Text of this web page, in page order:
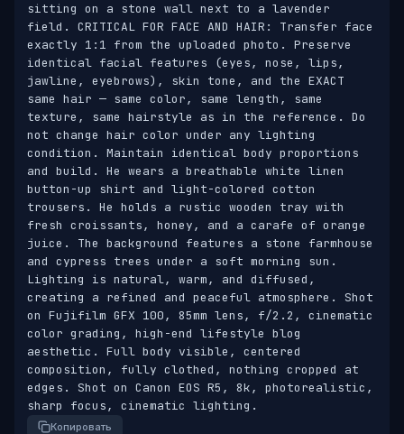
sitting on a stone wall next to a lavender
field. CRITICAL FOR FACE AND HAIR: Transfer face
exactly 1:1 from the uploaded photo. Preserve
identical facial features (eyes, nose, lips,
jawline, eyebrows), skin tone, and the EXACT
same hair — same color, same length, same
texture, same hairstyle as in the reference. Do
not change hair color under any lighting
condition. Maintain identical body proportions
and build. He wears a breathable white linen
button-up shirt and light-colored cotton
trousers. He holds a rustic wooden tray with
fresh croissants, honey, and a carafe of orange
juice. The background features a stone farmhouse
and cypress trees under a soft morning sun.
Lighting is natural, warm, and diffused,
creating a refined and peaceful atmosphere. Shot
on Fujifilm GFX 100, 85mm lens, f/2.2, cinematic
color grading, high-end lifestyle blog
aesthetic. Full body visible, centered
composition, fully clothed, nothing cropped at
edges. Shot on Canon EOS R5, 8k, photorealistic,
sharp focus, cinematic lighting.
Копировать